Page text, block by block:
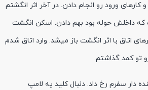
کارهای ورود رو انجام دادن. در آخر اثر انگشتم
داخلش حوله بود بهم دادن. اسکن انگشت
اتاق با اثر انگشت باز میشد. وارد اتاق شدم
تو کمد گذاشتم.
دار سفرم رخ داد. دنبال کلید یه لامپ